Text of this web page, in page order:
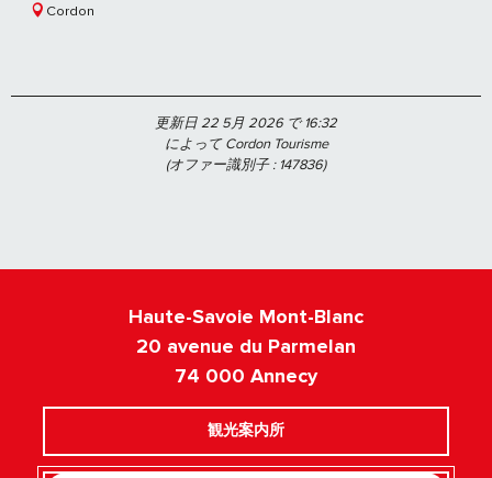
Cordon
更新日 22 5月 2026 で 16:32
によって Cordon Tourisme
(オファー識別子 : 147836)
Haute-Savoie Mont-Blanc
20 avenue du Parmelan
74 000 Annecy
観光案内所